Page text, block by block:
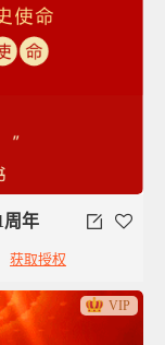
周年
获取授权
VIP